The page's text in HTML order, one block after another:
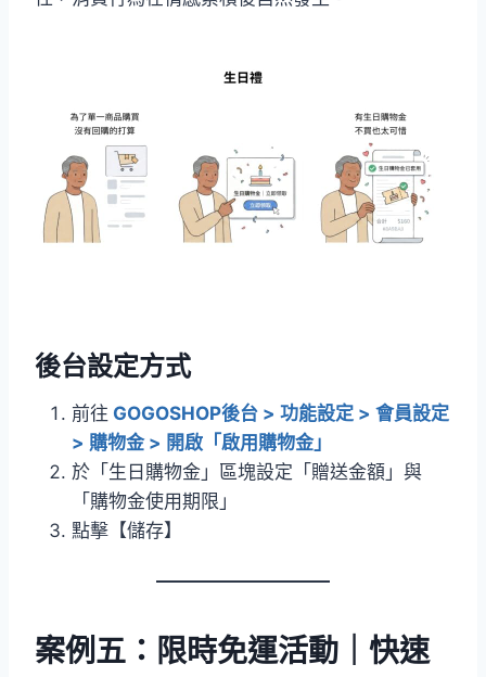
後台設定方式
前往 GOGOSHOP後台 > 功能設定 > 會員設定
> 購物金 > 開啟「啟用購物金」
於「生日購物金」區塊設定「贈送金額」與
「購物金使用期限」
點擊【儲存】
案例五：限時免運活動｜快速